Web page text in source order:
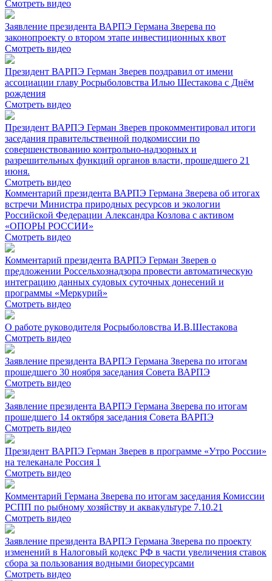
Смотреть видео
Заявление президента ВАРПЭ Германа Зверева по
законопроекту о втором этапе инвестиционных квот
Смотреть видео
Президент ВАРПЭ Герман Зверев поздравил от имени
ассоциации главу Росрыболовства Илью Шестакова с Днём
рождения
Смотреть видео
Президент ВАРПЭ Герман Зверев прокомментировал итоги
заседания правительственной подкомиссии по
совершенствованию контрольно-надзорных и
разрешительных функций органов власти, прошедшего 21
июня.
Смотреть видео
Комментарий президента ВАРПЭ Германа Зверева об итогах
встречи Министра природных ресурсов и экологии
Российской Федерации Александра Козлова с активом
«ОПОРЫ РОССИИ»
Смотреть видео
Комментарий президента ВАРПЭ Герман Зверев о
предложении Россельхознадзора провести автоматическую
интеграцию данных судовых суточных донесений и
программы «Меркурий»
Смотреть видео
О работе руководителя Росрыболовства И.В.Шестакова
Смотреть видео
Заявление президента ВАРПЭ Германа Зверева по итогам
прошедшего 30 ноября заседания Совета ВАРПЭ
Смотреть видео
Заявление президента ВАРПЭ Германа Зверева по итогам
прошедшего 14 октября заседания Совета ВАРПЭ
Смотреть видео
Президент ВАРПЭ Герман Зверев в программе «Утро России»
на телеканале Россия 1
Смотреть видео
Комментарий Германа Зверева по итогам заседания Комиссии
РСПП по рыбному хозяйству и аквакультуре 7.10.21
Смотреть видео
Заявление президента ВАРПЭ Германа Зверева по проекту
изменений в Налоговый кодекс РФ в части увеличения ставок
сбора за пользования водными биоресурсами
Смотреть видео